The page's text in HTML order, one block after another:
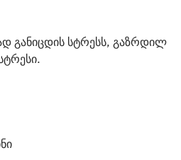
განიცდის სტრესს, გაზრდილ